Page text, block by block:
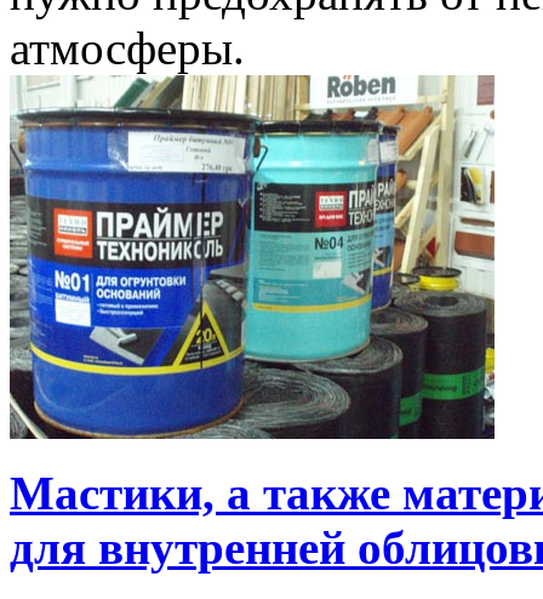
атмосферы.
Мастики, а также
для внутренней